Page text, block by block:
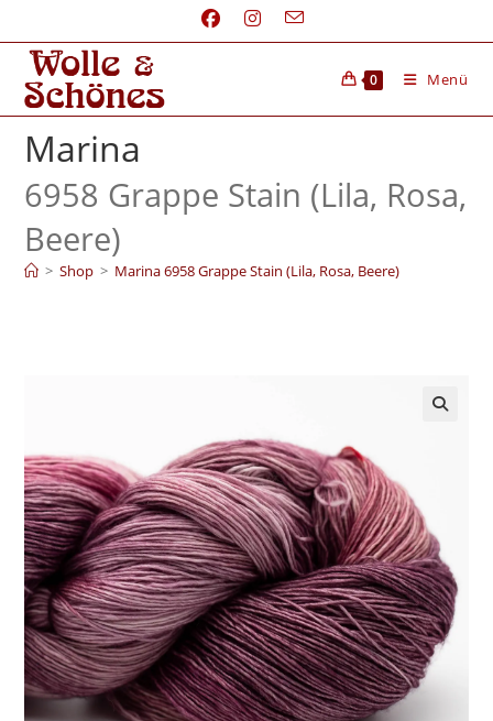
0 Menü
Marina
6958 Grappe Stain (Lila, Rosa,
Beere)
> Shop > Marina 6958 Grappe Stain (Lila, Rosa, Beere)